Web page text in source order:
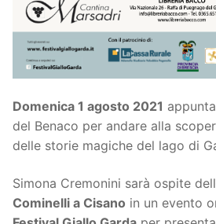
Domenica 1 agosto 2021
del Benaco per andare alla
delle storie magiche del lago di
Simona Cremonini sarà ospite
Cominelli a Cisano in un evento